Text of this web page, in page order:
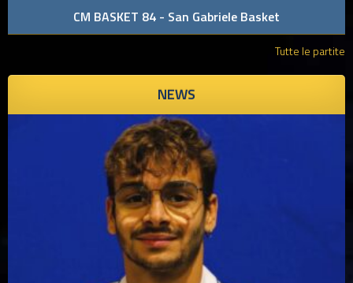
CM BASKET 84 - San Gabriele Basket
Tutte le partite
NEWS